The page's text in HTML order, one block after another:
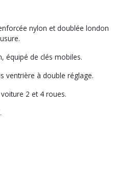
nylon et doublée london
équipé de clés mobiles.
ventrière à double réglage.
2 et 4 roues.